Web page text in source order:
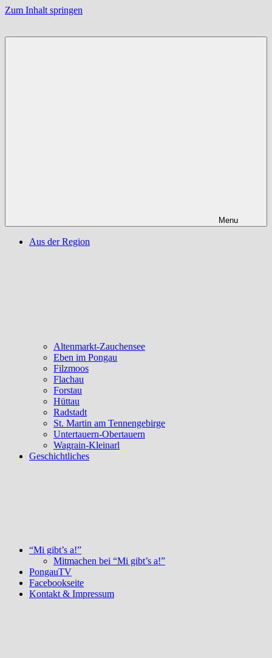
Zum Inhalt springen
Menu
Aus der Region
Altenmarkt-Zauchensee
Eben im Pongau
Filzmoos
Flachau
Forstau
Hüttau
Radstadt
St. Martin am Tennengebirge
Untertauern-Obertauern
Wagrain-Kleinarl
Geschichtliches
“Mi gibt’s a!”
Mitmachen bei “Mi gibt’s a!”
PongauTV
Facebookseite
Kontakt & Impressum